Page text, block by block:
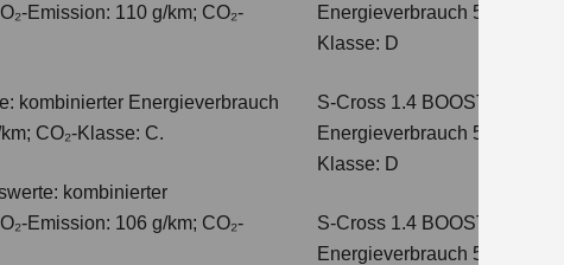
Emission: 110 g/km; CO₂-
kombinierter Energieverbrauch
CO₂-Klasse: C.
kombinierter
Emission: 106 g/km; CO₂-
Energieverbrauch 5,4 l/100
Klasse: D
S-Cross 1.4 BOOSTERJET
Energieverbrauch 5,4 l/100
Klasse: D
S-Cross 1.4 BOOSTERJET
Energieverbrauch 5,8 l/100